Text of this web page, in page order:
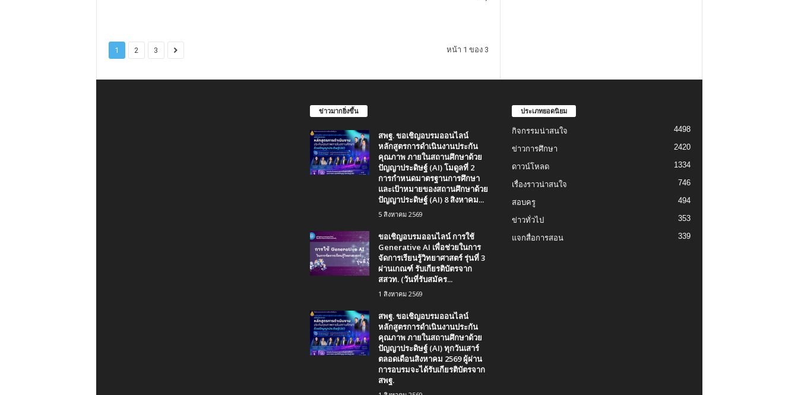
1 2 3 หน้า 1 ของ 3
ข่าวมากยิ่งขึ้น
สพฐ. ขอเชิญอบรมออนไลน์
หลักสูตรการดำเนินงานประกัน
คุณภาพ ภายในสถานศึกษาด้วย
ปัญญาประดิษฐ์ (AI) โมดูลที่ 2
การกำหนดมาตรฐานการศึกษา
และเป้าหมายของสถานศึกษาด้วย
ปัญญาประดิษฐ์ (AI) 8 สิงหาคม...
5 สิงหาคม 2569
ขอเชิญอบรมออนไลน์ การใช้
Generative AI เพื่อช่วยในการ
จัดการเรียนรู้วิทยาศาสตร์ รุ่นที่ 3
ผ่านเกณฑ์ รับเกียรติบัตรจาก
สสวท. (วันที่รับสมัคร...
1 สิงหาคม 2569
สพฐ. ขอเชิญอบรมออนไลน์
หลักสูตรการดำเนินงานประกัน
คุณภาพ ภายในสถานศึกษาด้วย
ปัญญาประดิษฐ์ (AI) ทุกวันเสาร์
ตลอดเดือนสิงหาคม 2569 ผู้ผ่าน
การอบรมจะได้รับเกียรติบัตรจาก
สพฐ.
ประเภทยอดนิยม
กิจกรรมน่าสนใจ 4498
ข่าวการศึกษา 2420
ดาวน์โหลด 1334
เรื่องราวน่าสนใจ 746
สอบครู 494
ข่าวทั่วไป 353
แจกสื่อการสอน 339